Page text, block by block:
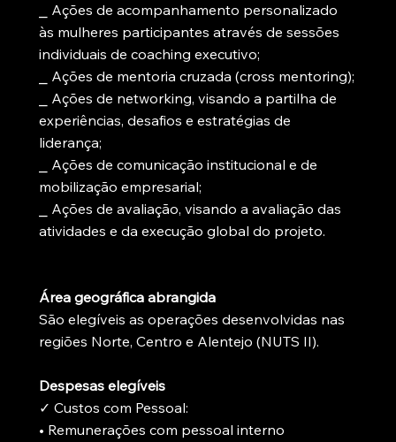
⎯ Ações de acompanhamento personalizado
às mulheres participantes através de sessões
individuais de coaching executivo;
⎯ Ações de mentoria cruzada (cross mentoring);
⎯ Ações de networking, visando a partilha de
experiências, desafios e estratégias de
liderança;
⎯ Ações de comunicação institucional e de
mobilização empresarial;
⎯ Ações de avaliação, visando a avaliação das
atividades e da execução global do projeto.
Área geográfica abrangida
São elegíveis as operações desenvolvidas nas
regiões Norte, Centro e Alentejo (NUTS II).
Despesas elegíveis
✓ Custos com Pessoal:
• Remunerações com pessoal interno